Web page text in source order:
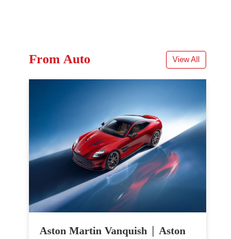
From Auto View All
Aston Martin Vanquish | Aston